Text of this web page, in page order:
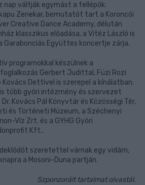
nap váltják egymást a fellépők:
Zenekar, bemutatót tart a Koroncói
Creative Dance Academy, délután
klasszikus előadása, a Vitéz László is
Garabonciás Együttes koncertje zárja.
programokkal készülnek a
foglalkozás Gerbert Judittal, Füzi Rozi
Dettivel is szerepel a kínálatban.
több győri intézmény és szervezet
Kovács Pál Könyvtár és Közösségi Tér,
és Történeti Múzeum, a Széchenyi
Víz Zrt. és a GYHG Győri
Kft..
szeretettel várnak egy vidám,
a Mosoni-Duna partján.
Szponzorált tartalmat olvastál.